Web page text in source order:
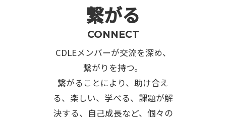
繋がる
CONNECT
CDLEメンバーが交流を深め、
繋がりを持つ。
繋がることにより、助け合え
る、楽しい、学べる、課題が解
決する、自己成長など、個々の